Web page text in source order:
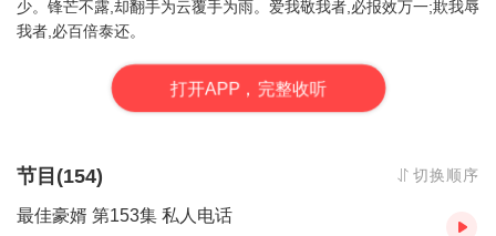
少。锋芒不露,却翻手为云覆手为雨。爱我敬我者,必报效万一;欺我辱
我者,必百倍泰还。
打开APP，完整收听
节目(154) 切换顺序
最佳豪婿 第153集 私人电话